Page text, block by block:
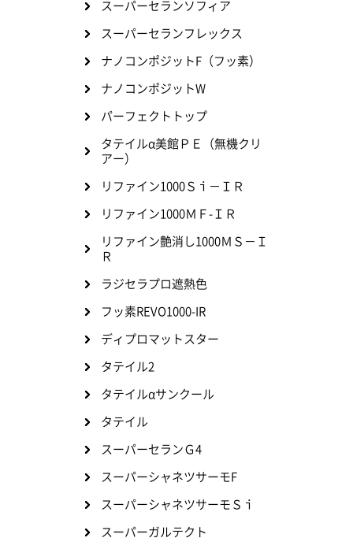
スーパーセランソフィア
スーパーセランフレックス
ナノコンポジットF（フッ素）
ナノコンポジットW
パーフェクトトップ
タテイルα美館ＰＥ（無機クリ
アー）
リファイン1000Ｓｉ－ＩＲ
リファイン1000ＭＦ-ＩＲ
リファイン艶消し1000ＭＳ－Ｉ
Ｒ
ラジセラプロ遮熱色
フッ素REVO1000-IR
ディプロマットスター
タテイル2
タテイルαサンクール
タテイル
スーパーセランＧ4
スーパーシャネツサーモF
スーパーシャネツサーモＳｉ
スーパーガルテクト